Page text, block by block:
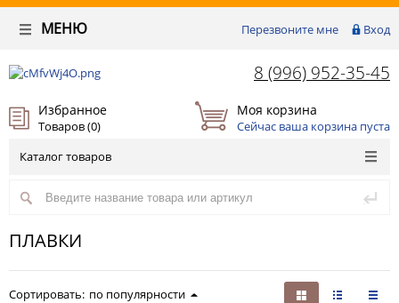
Перезвоните мне Вход
МЕНЮ
8 (996) 952-35-45
Избранное
Товаров (0)
Моя корзина
Сейчас ваша корзина пуста
Каталог товаров
ПЛАВКИ
Сортировать: по популярности